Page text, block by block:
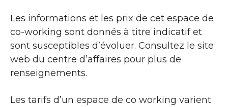
Les informations et les prix de cet espace de
co-working sont donnés à titre indicatif et
sont susceptibles d’évoluer. Consultez le site
web du centre d’affaires pour plus de
renseignements.
Les tarifs d’un espace de co working varient